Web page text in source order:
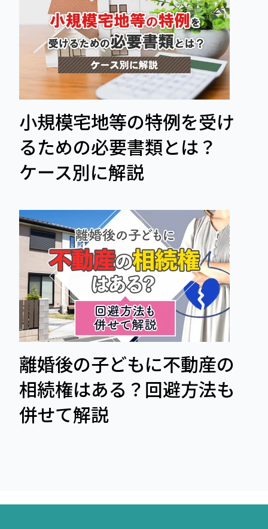
小規模宅地等の特例を受け
るための必要書類とは？
ケース別に解説
離婚後の子どもに不動産の
相続権はある？回避方法も
併せて解説